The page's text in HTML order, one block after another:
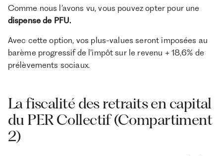
Comme nous l’avons vu, vous pouvez opter pour une
dispense de PFU.
Avec cette option, vos plus-values seront imposées au
barème progressif de l’impôt sur le revenu + 18,6% de
prélèvements sociaux.
La fiscalité des retraits en capital
du PER Collectif (Compartiment
2)